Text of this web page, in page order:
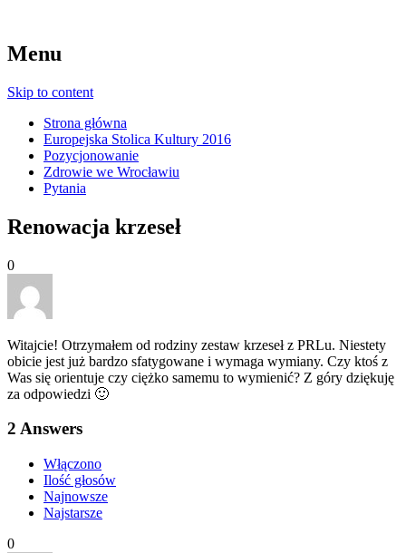
Menu
Skip to content
Strona główna
Europejska Stolica Kultury 2016
Pozycjonowanie
Zdrowie we Wrocławiu
Pytania
Renowacja krzeseł
0
Witajcie! Otrzymałem od rodziny zestaw krzeseł z PRLu. Niestety
obicie jest już bardzo sfatygowane i wymaga wymiany. Czy ktoś z
Was się orientuje czy ciężko samemu to wymienić? Z góry dziękuję
za odpowiedzi 🙂
2 Answers
Włączono
Ilość głosów
Najnowsze
Najstarsze
0